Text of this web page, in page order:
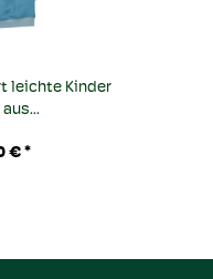
leichte Kinder
€ *